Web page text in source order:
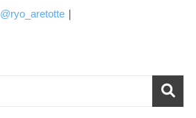
@ryo_aretotte｜